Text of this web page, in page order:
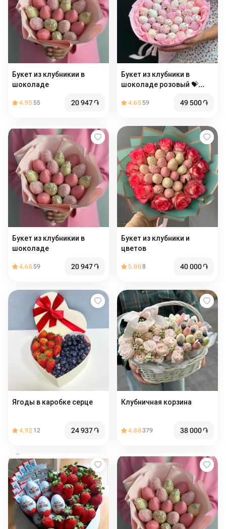
Букет из клубникии в
шоколаде
4.9555 20 947֏
Букет из клубники в
шоколаде розовый 💝️
4.6559 49 500֏
Букет из клубникии в
шоколаде
4.6559 20 947֏
Букет из клубники и
цветов
5.008 40 000֏
Ягоды в каробке серце
4.92 12 24 937֏
Клубничная корзина
4.88379 38 000֏